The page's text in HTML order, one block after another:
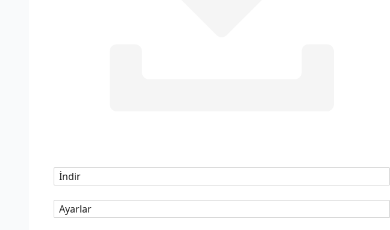
İndir
Ayarlar